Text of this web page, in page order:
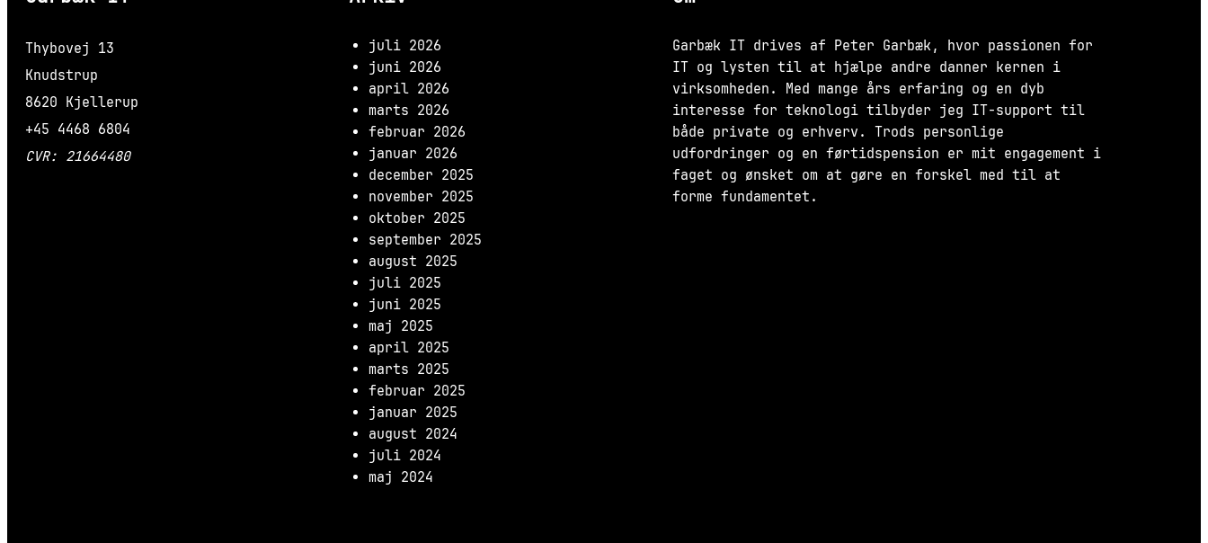
Thybovej 13
Knudstrup
8620 Kjellerup
+45 4468 6804
CVR: 21664480
juli 2026
juni 2026
april 2026
marts 2026
februar 2026
januar 2026
december 2025
november 2025
oktober 2025
september 2025
august 2025
juli 2025
juni 2025
maj 2025
april 2025
marts 2025
februar 2025
januar 2025
august 2024
juli 2024
maj 2024
Garbæk IT drives af Peter Garbæk, hvor passionen for
IT og lysten til at hjælpe andre danner kernen i
virksomheden. Med mange års erfaring og en dyb
interesse for teknologi tilbyder jeg IT-support til
både private og erhverv. Trods personlige
udfordringer og en førtidspension er mit engagement i
faget og ønsket om at gøre en forskel med til at
forme fundamentet.